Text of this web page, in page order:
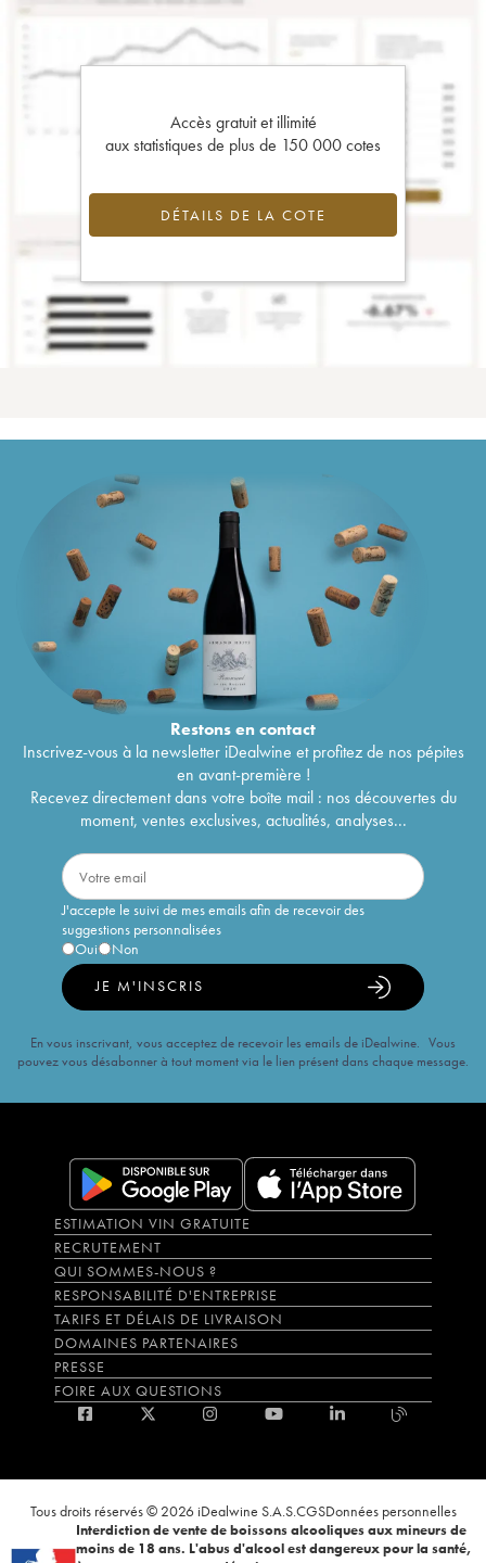
Accès gratuit et illimité
aux statistiques de plus de 150 000 cotes
DÉTAILS DE LA COTE
Restons encontact
Inscrivez-vous à la newsletter iDealwine et profitez de nos pépites
en avant-première !
Recevez directement dans votre boîte mail : nos découvertes du
moment, ventes exclusives, actualités, analyses...
J'accepte le suivi de mes emails afin de recevoir des
suggestions personnalisées
Oui
Non
JE M'INSCRIS
En vous inscrivant, vous acceptez de recevoir les emails de iDealwine. Vous
pouvez vous désabonner à tout moment via le lien présent dans chaque message.
ESTIMATION VIN GRATUITE
RECRUTEMENT
QUI SOMMES-NOUS ?
RESPONSABILITÉ D'ENTREPRISE
TARIFS ET DÉLAIS DE LIVRAISON
DOMAINES PARTENAIRES
PRESSE
FOIRE AUX QUESTIONS
Tous droits réservés © 2026 iDealwine S.A.S.CGSDonnées personnelles
Interdiction de vente de boissons alcooliques aux mineurs de
moins de 18 ans. L'abus d'alcool est dangereux pour la santé,